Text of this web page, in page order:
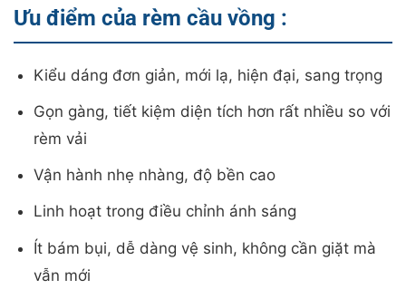
Ưu điểm của rèm cầu vồng :
Kiểu dáng đơn giản, mới lạ, hiện đại, sang trọng
Gọn gàng, tiết kiệm diện tích hơn rất nhiều so với
rèm vải
Vận hành nhẹ nhàng, độ bền cao
Linh hoạt trong điều chỉnh ánh sáng
Ít bám bụi, dễ dàng vệ sinh, không cần giặt mà
vẫn mới